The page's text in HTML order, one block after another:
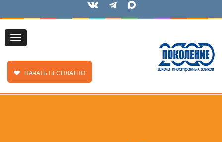
Toggle
ЗАКАЗАТЬ ЗВОНОК
НАЧАТЬ БЕСПЛАТНО